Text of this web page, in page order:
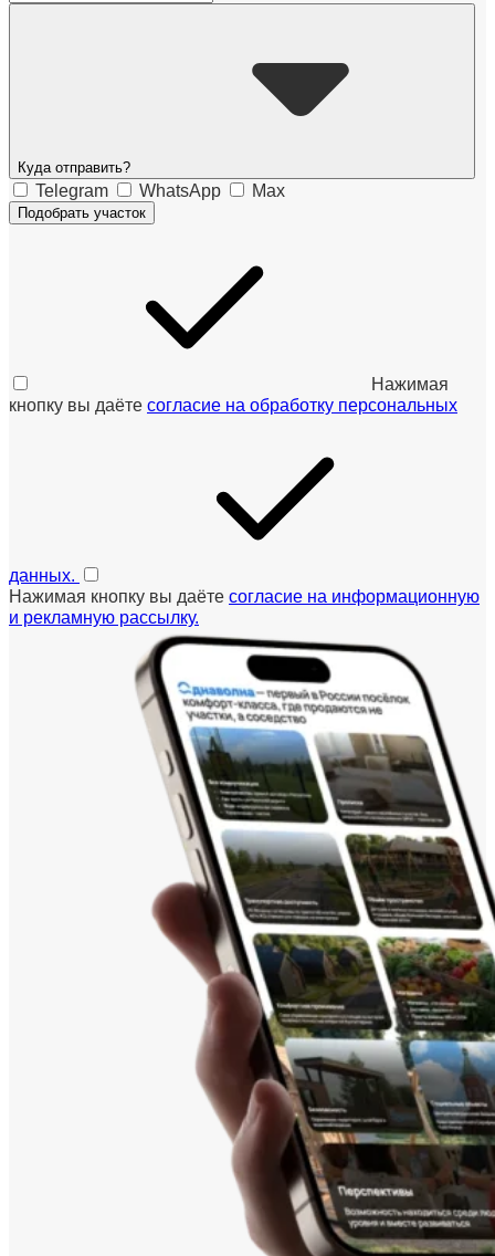
Куда отправить?
Telegram WhatsApp Max
Подобрать участок
Нажимая
кнопку вы даёте согласие на обработку персональных
данных.
Нажимая кнопку вы даёте согласие на информационную
и рекламную рассылку.